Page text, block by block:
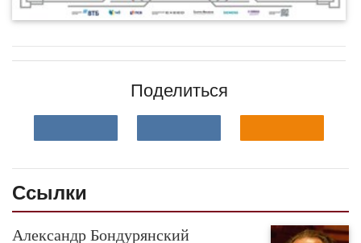
Поделиться
Ссылки
Александр Бондурянский